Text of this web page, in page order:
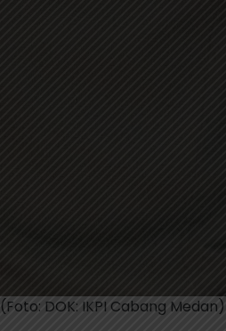
(Foto: DOK: IKPI Cabang Medan)